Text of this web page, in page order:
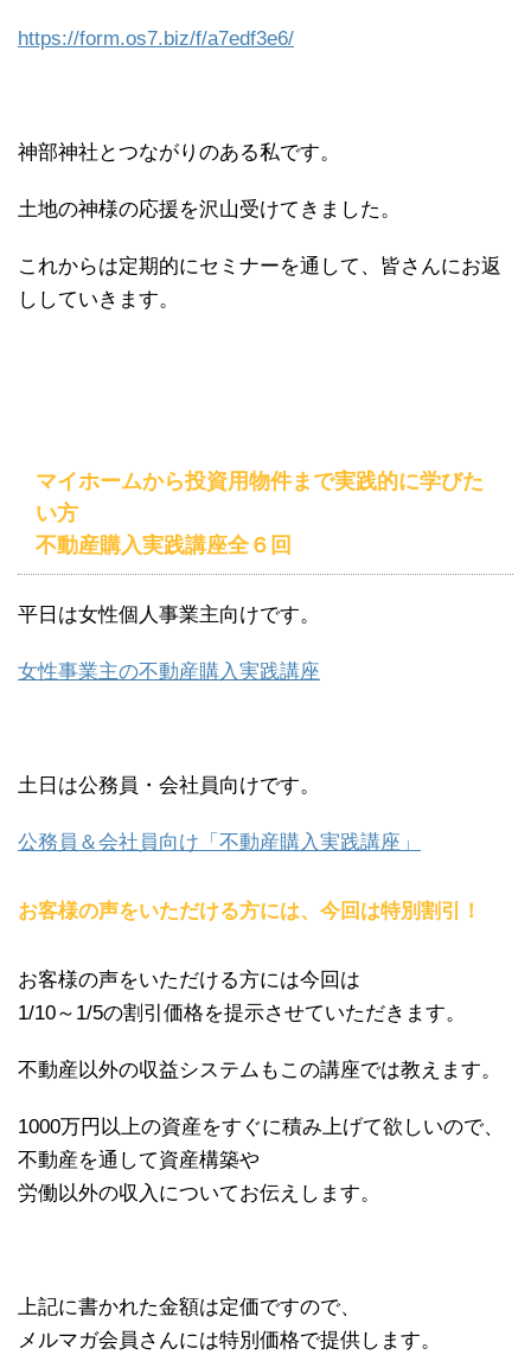
https://form.os7.biz/f/a7edf3e6/
神部神社とつながりのある私です。
土地の神様の応援を沢山受けてきました。
これからは定期的にセミナーを通して、皆さんにお返
ししていきます。
マイホームから投資用物件まで実践的に学びた
い方
不動産購入実践講座全６回
平日は女性個人事業主向けです。
女性事業主の不動産購入実践講座
土日は公務員・会社員向けです。
公務員＆会社員向け「不動産購入実践講座」
お客様の声をいただける方には、今回は特別割引！
お客様の声をいただける方には今回は
1/10～1/5の割引価格を提示させていただきます。
不動産以外の収益システムもこの講座では教えます。
1000万円以上の資産をすぐに積み上げて欲しいので、
不動産を通して資産構築や
労働以外の収入についてお伝えします。
上記に書かれた金額は定価ですので、
メルマガ会員さんには特別価格で提供します。